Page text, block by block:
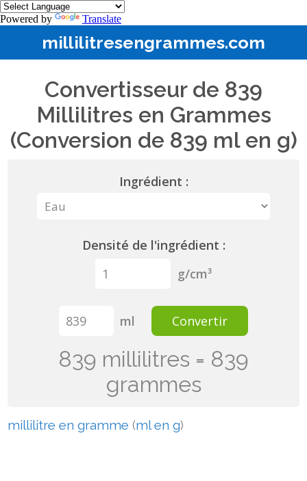
Powered by Translate
millilitresengrammes.com
Convertisseur de 839
Millilitres en Grammes
(Conversion de 839 ml en g)
Ingrédient :
Densité de l'ingrédient :
g/cm³
ml Convertir
839 millilitres = 839
grammes
millilitre en gramme (ml en g)